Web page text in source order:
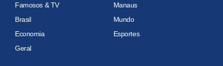
Famosos & TV
Manaus
Brasil
Mundo
Economia
Esportes
Geral